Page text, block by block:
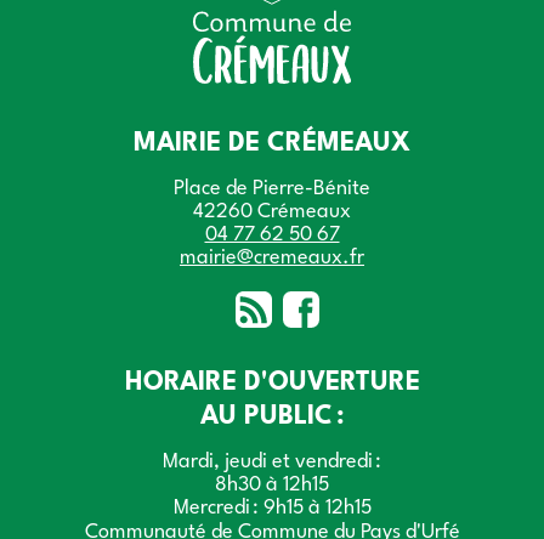
MAIRIE DE CRÉMEAUX
Place de Pierre-Bénite
42260 Crémeaux
04 77 62 50 67
mairie@cremeaux.fr
HORAIRE D'OUVERTURE
AU PUBLIC :
Mardi, jeudi et vendredi :
8h30 à 12h15
Mercredi : 9h15 à 12h15
Communauté de Commune du Pays d'Urfé